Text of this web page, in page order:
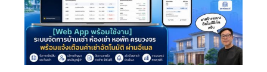
สินค้า
Inventory
Excel
สรุป